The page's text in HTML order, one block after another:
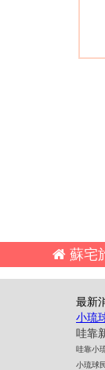
蘇
最新
小琉
哇靠
哇靠小
小琉球